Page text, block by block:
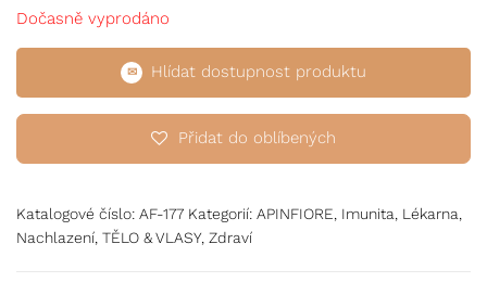
Dočasně vyprodáno
Hlídat dostupnost produktu
Přidat do oblíbených
Katalogové číslo: AF-177 Kategorií: APINFIORE Imunita Lékarna
Nachlazení TĚLO & VLASY Zdraví